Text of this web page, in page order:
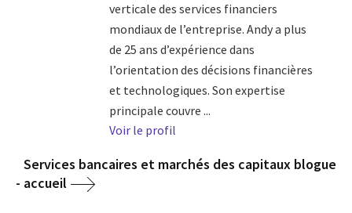
verticale des services financiers
mondiaux de l’entreprise. Andy a plus
de 25 ans d’expérience dans
l’orientation des décisions financières
et technologiques. Son expertise
principale couvre ...
Voir le profil
Services bancaires et marchés des capitaux blogue
- accueil